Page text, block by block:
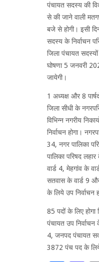
पंचायत सदस्य की
से की जाने वाली
बजे से होगी। इसी
सदस्य के निर्वाचन
जिला पंचायत
घोषणा 5 जनवरी
जायेगी।
1 अध्यक्ष और 8
जिला सीधी के
विभिन्न नगरीय
निर्वाचन होगा।
34, नगर पालिका
पालिका परिषद
वार्ड 4, मेहगांव के
सतवास के वार्ड 9
के लिये उप निर्वाचन
85 पदों के लिए होगा
पंचायत उप
4, जनपद पंचायत
3872 पंच पद के लिये